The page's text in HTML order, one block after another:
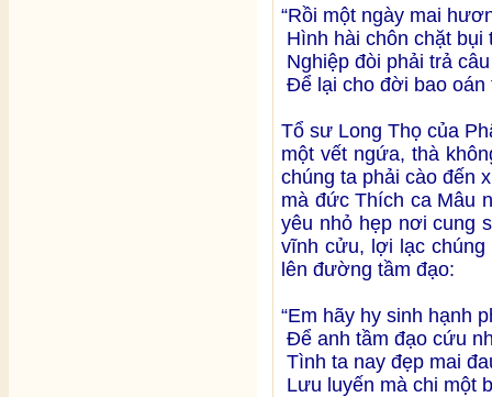
“Rồi một ngày mai
Hình hài chôn chặt bụi
Nghiệp đòi phải trả
Để lại cho đời bao oán
Tổ sư Long Thọ của
một vết ngứa, thà
chúng ta phải cào đến
mà đức Thích ca Mâu
yêu nhỏ hẹp nơi cung
vĩnh cửu, lợi lạc
lên đường tầm đạo:
“Em hãy hy sinh hạnh
Để anh tầm đạo cứu
Tình ta nay đẹp mai
Lưu luyến mà chi một